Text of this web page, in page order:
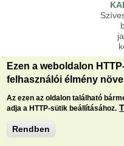
Ezen a weboldalon
felhasználói élmény
Az ezen az oldalon található
adja a HTTP-sütik beállításához.
Rendben